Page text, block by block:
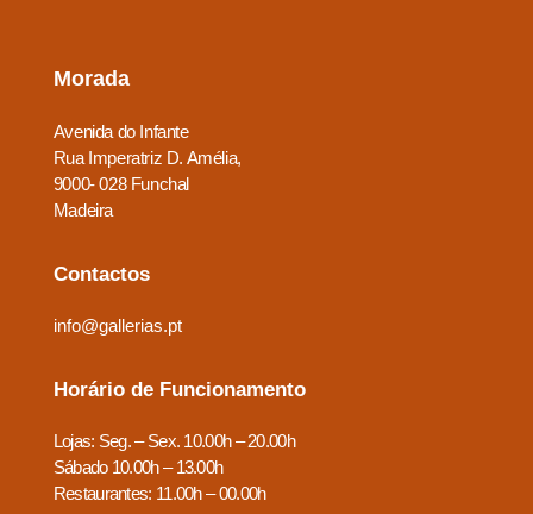
Morada
Avenida do Infante
Rua Imperatriz D. Amélia,
9000- 028 Funchal
Madeira
Contactos
info@gallerias.pt
Horário de Funcionamento
Lojas: Seg. – Sex. 10.00h – 20.00h
Sábado 10.00h – 13.00h
Restaurantes: 11.00h – 00.00h